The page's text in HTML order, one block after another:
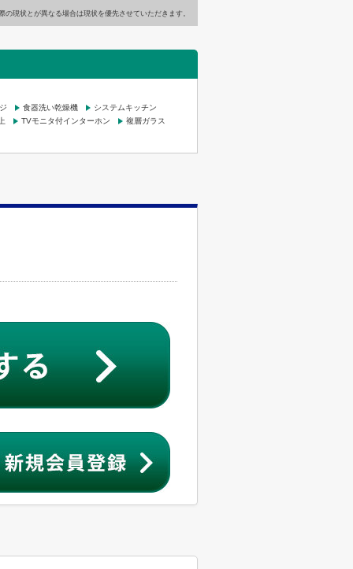
の現状とが異なる場合は現状を優先させていただきます。
食器洗い乾燥機
システムキッチン
TVモニタ付インターホン 複層ガラス